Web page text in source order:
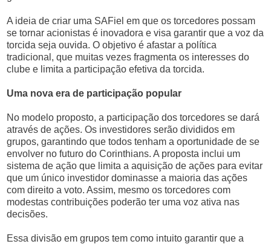
A ideia de criar uma SAFiel em que os torcedores possam
se tornar acionistas é inovadora e visa garantir que a voz da
torcida seja ouvida. O objetivo é afastar a política
tradicional, que muitas vezes fragmenta os interesses do
clube e limita a participação efetiva da torcida.
Uma nova era de participação popular
No modelo proposto, a participação dos torcedores se dará
através de ações. Os investidores serão divididos em
grupos, garantindo que todos tenham a oportunidade de se
envolver no futuro do Corinthians. A proposta inclui um
sistema de ação que limita a aquisição de ações para evitar
que um único investidor dominasse a maioria das ações
com direito a voto. Assim, mesmo os torcedores com
modestas contribuições poderão ter uma voz ativa nas
decisões.
Essa divisão em grupos tem como intuito garantir que a